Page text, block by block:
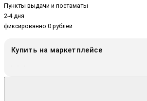
Пункты выдачи и постаматы
2-4 дня
фиксированно 0 рублей
Купить на маркетплейсе